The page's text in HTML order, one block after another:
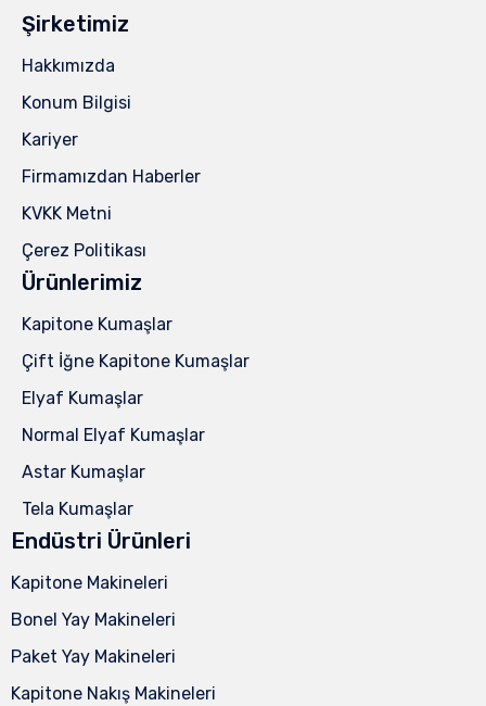
Şirketimiz
Hakkımızda
Konum Bilgisi
Kariyer
Firmamızdan Haberler
KVKK Metni
Çerez Politikası
Ürünlerimiz
Kapitone Kumaşlar
Çift İğne Kapitone Kumaşlar
Elyaf Kumaşlar
Normal Elyaf Kumaşlar
Astar Kumaşlar
Tela Kumaşlar
Endüstri Ürünleri
Kapitone Makineleri
Bonel Yay Makineleri
Paket Yay Makineleri
Kapitone Nakış Makineleri